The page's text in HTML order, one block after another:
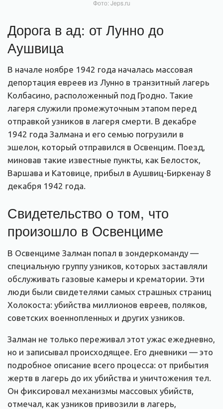
Фото: Jeps.ru
Дорога в ад: от Лунно до
Аушвица
В начале ноябре 1942 года началась массовая
депортация евреев из Лунно в транзитный лагерь
Колбасино, расположенный под Гродно. Такие
лагеря служили промежуточным этапом перед
отправкой узников в лагеря смерти. В декабре
1942 года Залмана и его семью погрузили в
эшелон, который отправился в Освенцим. Поезд,
миновав такие известные пункты, как Белосток,
Варшава и Катовице, прибыл в Аушвиц-Биркенау 8
декабря 1942 года.
Свидетельство о том, что
произошло в Освенциме
В Освенциме Залман попал в зондеркоманду —
специальную группу узников, которых заставляли
обслуживать газовые камеры и крематории. Эти
люди были свидетелями самых страшных страниц
Холокоста: убийства миллионов евреев, поляков,
советских военнопленных и других узников.
Залман не только переживал этот ужас ежедневно,
но и записывал происходящее. Его дневники — это
подробное описание всего процесса: от прибытия
жертв в лагерь до их убийства и уничтожения тел.
Он фиксировал механизмы массовых убийств,
отмечал, как узников привозили в лагерь,